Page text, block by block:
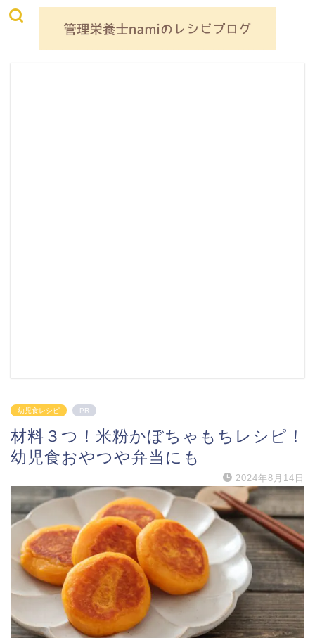
幼児食レシピ PR
材料３つ！米粉かぼちゃもちレシピ！
幼児食おやつや弁当にも
2024年8月14日